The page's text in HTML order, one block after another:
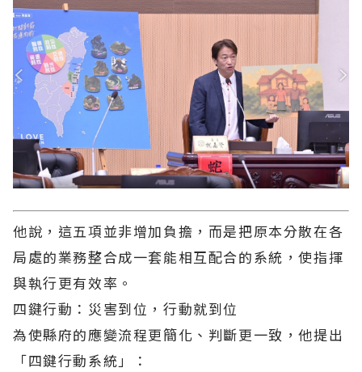
他說，這五項並非增加負擔，而是把原本分散在各
局處的業務整合成一套能相互配合的系統，使指揮
與執行更有效率。
四鍵行動：災害到位，行動就到位
為使縣府的應變流程更簡化、判斷更一致，他提出
「四鍵行動系統」：